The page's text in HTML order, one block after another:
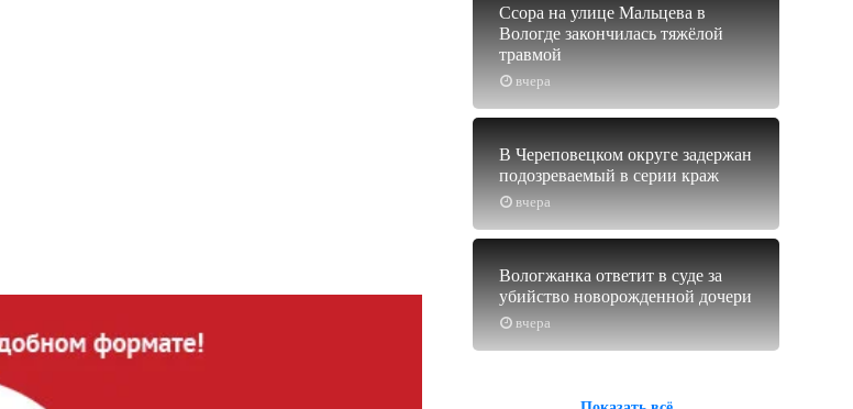
вчера
Ссора на улице Мальцева в
Вологде закончилась тяжёлой
травмой
вчера
В Череповецком округе задержан
подозреваемый в серии краж
вчера
Вологжанка ответит в суде за
убийство новорожденной дочери